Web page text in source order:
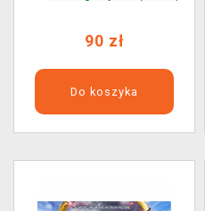
Hedgehog 3)
90 zł
Do koszyka